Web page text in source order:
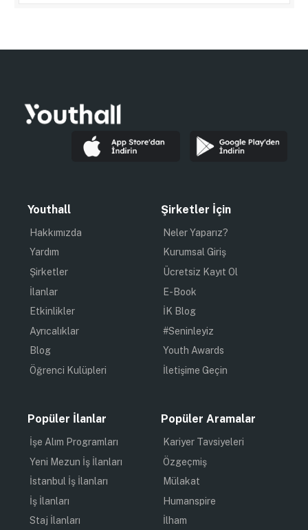
Youthall
Hakkımızda
Yardım
Şirketler
İlanlar
Etkinlikler
Ayrıcalıklar
Blog
Öğrenci Kulüpleri
Şirketler İçin
Neler Yaparız?
Kurumsal Giriş
Ücretsiz Kayıt Ol
E-Book
İK Blog
#Seninleyiz
Youth Awards
İletişime Geçin
Popüler İlanlar
İşe Alım Programları
Yeni Mezun İş İlanları
İstanbul İş İlanları
İş İlanları
Staj İlanları
Popüler Aramalar
Kariyer Tavsiyeleri
Özgeçmiş
Mülakat
Humanspire
İlham